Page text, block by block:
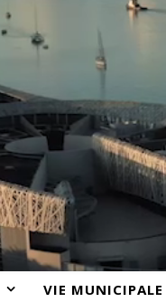
VIE MUNICIPALE